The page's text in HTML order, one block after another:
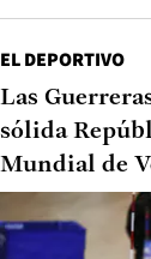
EL DEPORTIVO
Las
sólida
Mundial de